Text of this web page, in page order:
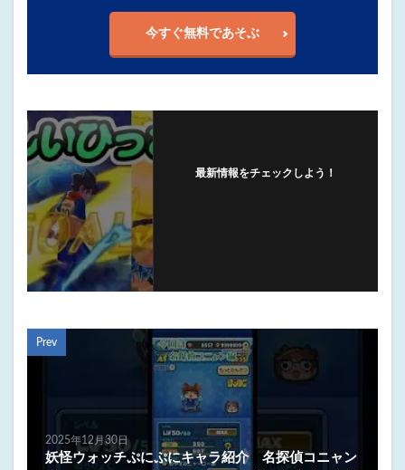
今すぐ無料であそぶ
最新情報をチェックしよう！
Prev
2025年12月30日
妖怪ウォッチぷにぷにキャラ紹介 名探偵コニャン